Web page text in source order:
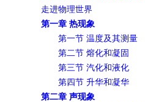
走进物理世界
第一章 热现象
第一节 温度及其测量
第二节 熔化和凝固
第三节 汽化和液化
第四节 升华和凝华
第二章 声现象